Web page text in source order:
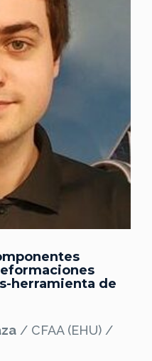
herramienta de
/ CFAA (EHU) /